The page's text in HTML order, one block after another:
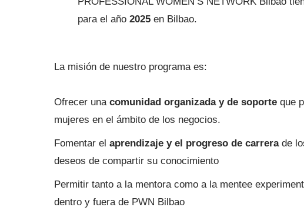
para el año2025 en Bilbao.
La misión de nuestro programa es:
Ofrecer una comunidad organizada y de soporte que
mujeres en el ámbito de los negocios.
Fomentar el aprendizaje y el progreso de carrerade
deseos de compartir su conocimiento
Permitir tanto a la mentora como a la mentee
dentro y fuera de PWN Bilbao